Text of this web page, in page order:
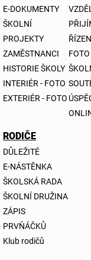
E-DOKUMENTY
ŠKOLNÍ
PROJEKTY
ZAMĚSTNANCI
HISTORIE ŠKOLY
INTERIÉR - FOTO
EXTERIÉR - FOTO
RODIČE
DŮLEŽITÉ
E-NÁSTĚNKA
ŠKOLSKÁ RADA
ŠKOLNÍ DRUŽINA
ZÁPIS
PRVŇÁČKŮ
Klub rodičů